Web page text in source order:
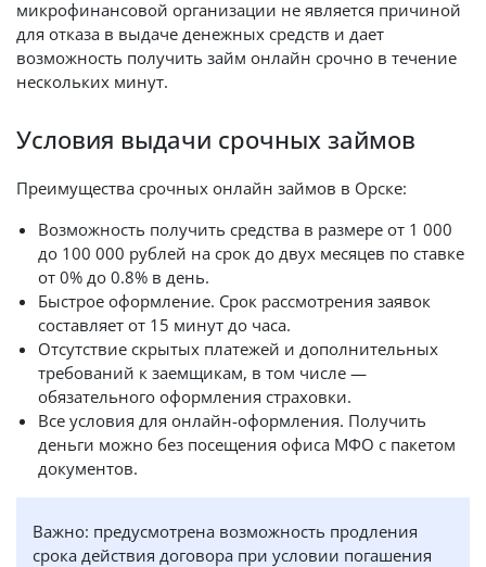
микрофинансовой организации не является причиной
для отказа в выдаче денежных средств и дает
возможность получить займ онлайн срочно в течение
нескольких минут.
Условия выдачи срочных займов
Преимущества срочных онлайн займов в Орске:
Возможность получить средства в размере от 1 000
до 100 000 рублей на срок до двух месяцев по ставке
от 0% до 0.8% в день.
Быстрое оформление. Срок рассмотрения заявок
составляет от 15 минут до часа.
Отсутствие скрытых платежей и дополнительных
требований к заемщикам, в том числе —
обязательного оформления страховки.
Все условия для онлайн-оформления. Получить
деньги можно без посещения офиса МФО с пакетом
документов.
Важно: предусмотрена возможность продления
срока действия договора при условии погашения